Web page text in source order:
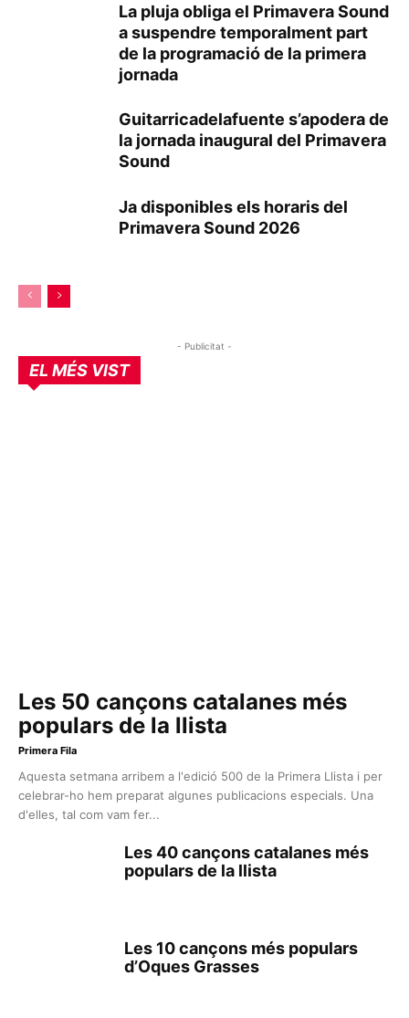
La pluja obliga el Primavera Sound
a suspendre temporalment part
de la programació de la primera
jornada
Guitarricadelafuente s’apodera de
la jornada inaugural del Primavera
Sound
Ja disponibles els horaris del
Primavera Sound 2026
- Publicitat -
EL MÉS VIST
Les 50 cançons catalanes més
populars de la llista
Primera Fila
Aquesta setmana arribem a l'edició 500 de la Primera Llista i per
celebrar-ho hem preparat algunes publicacions especials. Una
d'elles, tal com vam fer...
Les 40 cançons catalanes més
populars de la llista
Les 10 cançons més populars
d’Oques Grasses